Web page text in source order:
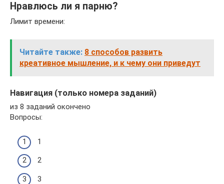
Нравлюсь ли я парню?
Лимит времени:
Читайте также: 8 способов развить
креативное мышление, и к чему они приведут
Навигация (только номера заданий)
из 8 заданий окончено
Вопросы:
1
2
3